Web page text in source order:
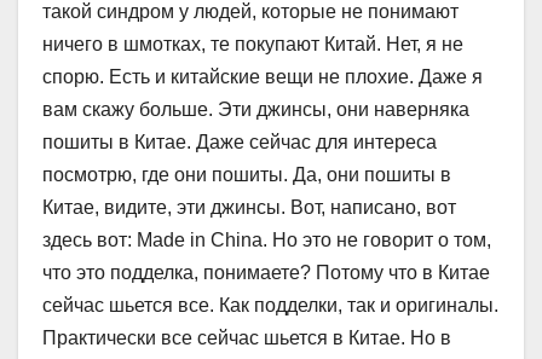
такой синдром у людей, которые не понимают
ничего в шмотках, те покупают Китай. Нет, я не
спорю. Есть и китайские вещи не плохие. Даже я
вам скажу больше. Эти джинсы, они наверняка
пошиты в Китае. Даже сейчас для интереса
посмотрю, где они пошиты. Да, они пошиты в
Китае, видите, эти джинсы. Вот, написано, вот
здесь вот: Made in China. Но это не говорит о том,
что это подделка, понимаете? Потому что в Китае
сейчас шьется все. Как подделки, так и оригиналы.
Практически все сейчас шьется в Китае. Но в